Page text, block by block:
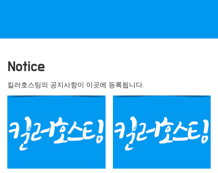
Notice
킬러호스팅의 공지사항이 이곳에 등록됩니다.